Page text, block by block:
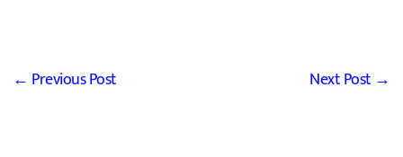
← Previous Post Next Post →